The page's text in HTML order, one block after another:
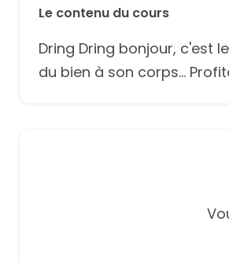
Le contenu du cours
Dring Dring bonjour, c'est
du bien à son corps...